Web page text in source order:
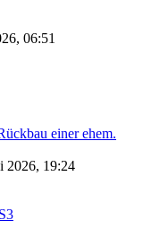
06:51
einer ehem.
2026, 19:24